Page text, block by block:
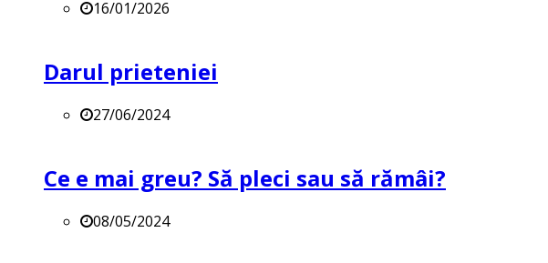
16/01/2026
Darul prieteniei
27/06/2024
Ce e mai greu? Să pleci sau să rămâi?
08/05/2024